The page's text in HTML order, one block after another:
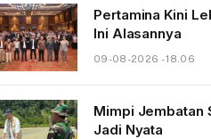
Pertamina Kini
Ini Alasannya
09-08-2026 - 18.06
Mimpi Jembatan
Jadi Nyata